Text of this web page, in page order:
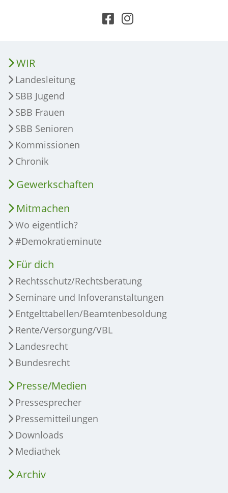
WIR
Landesleitung
SBB Jugend
SBB Frauen
SBB Senioren
Kommissionen
Chronik
Gewerkschaften
Mitmachen
Wo eigentlich?
#Demokratieminute
Für dich
Rechtsschutz/Rechtsberatung
Seminare und Infoveranstaltungen
Entgelttabellen/Beamtenbesoldung
Rente/Versorgung/VBL
Landesrecht
Bundesrecht
Presse/Medien
Pressesprecher
Pressemitteilungen
Downloads
Mediathek
Archiv